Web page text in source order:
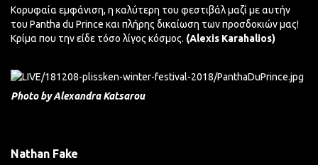
Κορυφαία εμφάνιση, η καλύτερη του φεστιβάλ μαζί με αυτήν
του Pantha du Prince και πλήρης δικαίωση των προσδοκιών μας!
Κρίμα που την είδε τόσο λίγος κόσμος. (Alexis Karahalios)
Photo by Alexandra Katsarou
Nathan Fake